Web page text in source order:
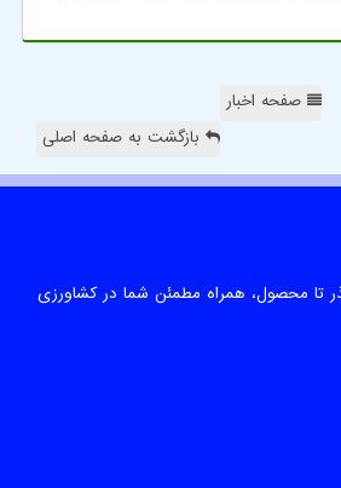
صفحه اخبار
بازگشت به صفحه اصلی
تا محصول، همراه مطمئن شما در کشاورزی